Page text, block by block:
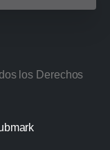
los Derechos